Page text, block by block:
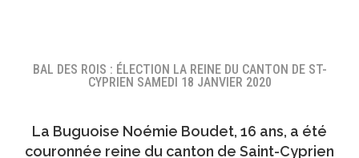
BAL DES ROIS : ÉLECTION LA REINE DU CANTON DE ST-
CYPRIEN SAMEDI 18 JANVIER 2020
La Buguoise Noémie Boudet, 16 ans, a été
couronnée reine du canton de Saint-Cyprien